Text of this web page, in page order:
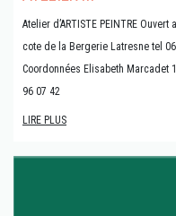
Atelier d’ARTISTE PEINTRE
cote de la Bergerie Latresne tel
Coordonnées Elisabeth Marcadet
96 07 42
LIRE PLUS